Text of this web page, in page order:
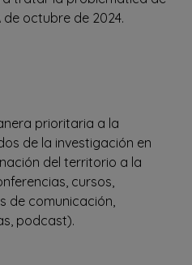
octubre de 2024.
prioritaria a la
de la investigación en
del territorio a la
cursos,
de comunicación,
podcast).